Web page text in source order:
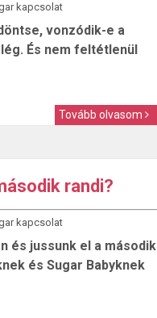
kapcsolat
vonzódik-e a
És nem feltétlenül
Tovább olvasom
randi?
kapcsolat
és jussunk el a második
és Sugar Babyknek